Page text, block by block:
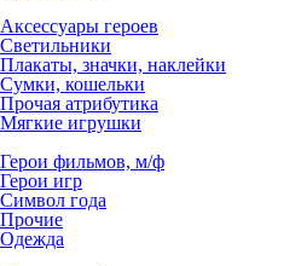
Аксессуары героев
Светильники
Плакаты, значки, наклейки
Сумки, кошельки
Прочая атрибутика
Мягкие игрушки
Герои фильмов, м/ф
Герои игр
Символ года
Прочие
Одежда